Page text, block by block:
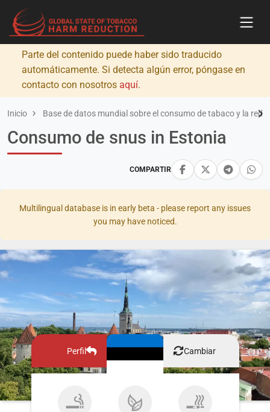
Parte del contenido puede haber sido traducido
automáticamente. Si detecta algún error, póngase en
contacto con nosotros aquí.
Inicio Base de datos mundial sobre el consumo de tabaco y la
COMPARTIR
Consumo de snus in Estonia
Multilingual database is in early beta - please report any issues
you may have noticed.
Perfil Cambiar